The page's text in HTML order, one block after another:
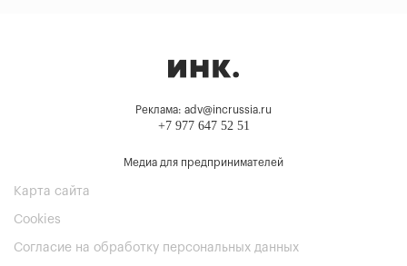
Реклама: adv@incrussia.ru
+7 977 647 52 51
Медиа для предпринимателей
Карта сайта
Cookies
Согласие на обработку персональных данных